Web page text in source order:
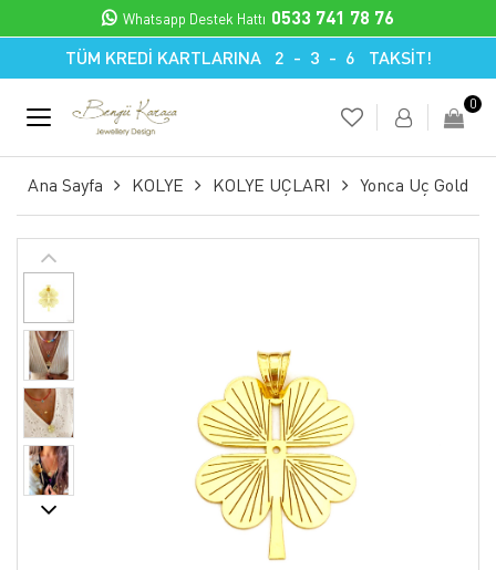
TÜM KREDİ KARTLARINA 2 - 3 - 6 TAKSİT!
Whatsapp Destek Hattı 0533 741 78 76
0
Ana Sayfa KOLYE KOLYE UÇLARI Yonca Uç Gold